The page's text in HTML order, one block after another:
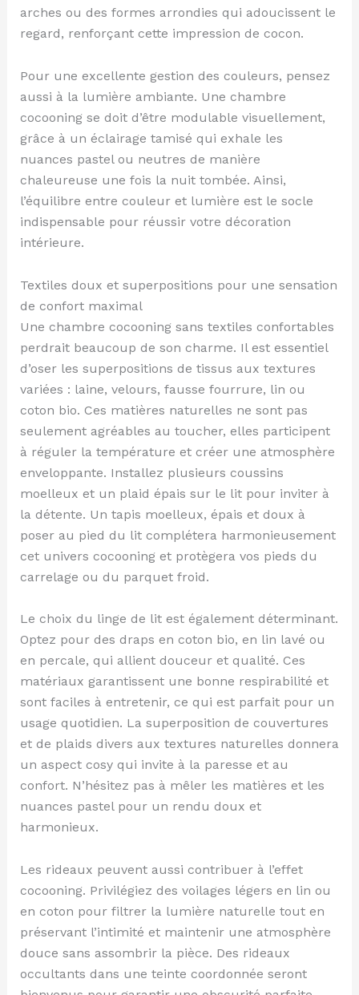
arches ou des formes arrondies qui adoucissent le
regard, renforçant cette impression de cocon.
Pour une excellente gestion des couleurs, pensez
aussi à la lumière ambiante. Une chambre
cocooning se doit d’être modulable visuellement,
grâce à un éclairage tamisé qui exhale les
nuances pastel ou neutres de manière
chaleureuse une fois la nuit tombée. Ainsi,
l’équilibre entre couleur et lumière est le socle
indispensable pour réussir votre décoration
intérieure.
Textiles doux et superpositions pour une sensation
de confort maximal
Une chambre cocooning sans textiles confortables
perdrait beaucoup de son charme. Il est essentiel
d’oser les superpositions de tissus aux textures
variées : laine, velours, fausse fourrure, lin ou
coton bio. Ces matières naturelles ne sont pas
seulement agréables au toucher, elles participent
à réguler la température et créer une atmosphère
enveloppante. Installez plusieurs coussins
moelleux et un plaid épais sur le lit pour inviter à
la détente. Un tapis moelleux, épais et doux à
poser au pied du lit complétera harmonieusement
cet univers cocooning et protègera vos pieds du
carrelage ou du parquet froid.
Le choix du linge de lit est également déterminant.
Optez pour des draps en coton bio, en lin lavé ou
en percale, qui allient douceur et qualité. Ces
matériaux garantissent une bonne respirabilité et
sont faciles à entretenir, ce qui est parfait pour un
usage quotidien. La superposition de couvertures
et de plaids divers aux textures naturelles donnera
un aspect cosy qui invite à la paresse et au
confort. N’hésitez pas à mêler les matières et les
nuances pastel pour un rendu doux et
harmonieux.
Les rideaux peuvent aussi contribuer à l’effet
cocooning. Privilégiez des voilages légers en lin ou
en coton pour filtrer la lumière naturelle tout en
préservant l’intimité et maintenir une atmosphère
douce sans assombrir la pièce. Des rideaux
occultants dans une teinte coordonnée seront